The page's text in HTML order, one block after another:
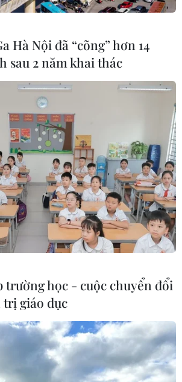
Hà Nội đã “cõng” hơn 14
sau 2 năm khai thác
trường học - cuộc chuyển đổi
trị giáo dục